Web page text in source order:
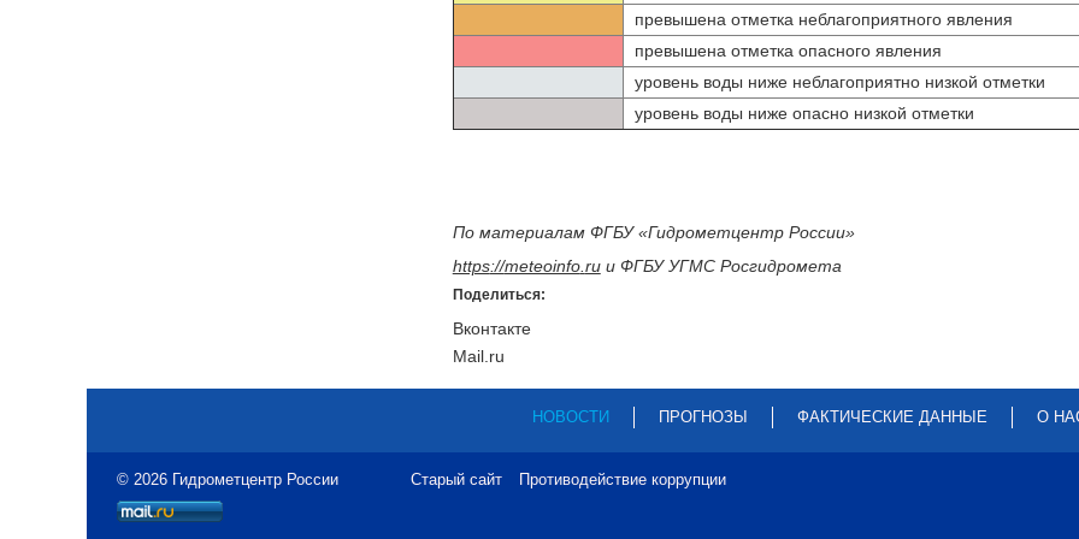
превышена отметка неблагоприятного явления
превышена отметка опасного явления
уровень воды ниже неблагоприятно низкой отметки
уровень воды ниже опасно низкой отметки
По материалам ФГБУ «Гидрометцентр России»
https://meteoinfo. ruи ФГБУ УГМС Росгидромета
Поделиться:
Вконтакте
Mail.ru
НОВОСТИ ПРОГНОЗЫ ФАКТИЧЕСКИЕ ДАННЫЕ О
© 2026 Гидрометцентр России Старый сайт Противодействие коррупции